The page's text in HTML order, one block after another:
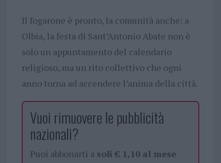
Il fogarone è pronto, la comunità anche: a
Olbia, la festa di Sant’Antonio Abate non è
solo un appuntamento del calendario
religioso, ma un rito collettivo che ogni
anno torna ad accendere l’anima della città.
Vuoi rimuovere le pubblicità
nazionali?
Puoi abbonarti a soli € 1,10 al mese